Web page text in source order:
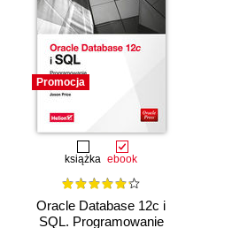
Promocja
książka ebook
Oracle Database 12c i
SQL. Programowanie